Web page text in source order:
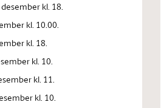
kl. 18.
kl. 10.00.
kl. 18.
kl. 10.
kl. 11.
kl. 10.